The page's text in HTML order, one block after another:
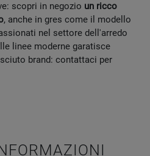
scopri in negozio un ricco
, anche in gres come il modello
nel settore dell'arredo
linee moderne garatisce
brand: contattaci per